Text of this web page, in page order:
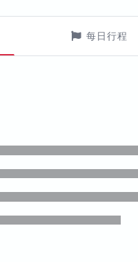
每日行程